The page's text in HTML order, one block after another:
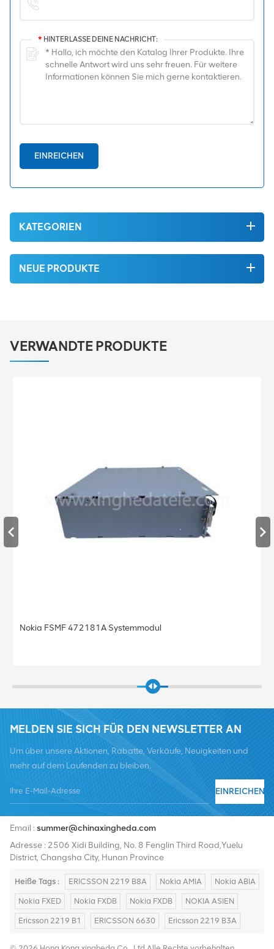
* HINTERLASSE DEINE NACHRICHT:
EINREICHEN
KATEGORIEN
NEUE PRODUKTE
VERWANDTE PRODUKTE
Nokia FSMF 472181A Systemmodul
MELDEN SIE SICH FÜR DEN NEWSLETTER AN
Um über unsere Aktionen, Rabatte, Verkäufe, Neuigkeiten und
mehr auf dem Laufenden zu bleiben.
EINREICHEN
Email :summer@chinaxingheda.com
Adresse : 2506 Xidi Building, No. 8 Fenglin Third Road,Yuelu
District, Changsha City, Hunan Province
Heiße Tags : ERICSSON 2219 B8A Nokia AMIA Nokia ABIA
Nokia FXED Nokia FXDB Nokia FXDB NOKIA ASIEN
Ericsson 2219 B1 ERICSSON 6630 Ericsson 2219 B3A